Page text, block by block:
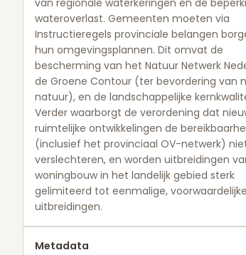
van regionale waterkeringen en de
wateroverlast. Gemeenten moeten via
Instructieregels provinciale belangen
hun omgevingsplannen. Dit omvat de
bescherming van het Natuur Netwerk
de Groene Contour (ter bevordering van
natuur), en de landschappelijke
Verder waarborgt de verordening dat
ruimtelijke ontwikkelingen de
(inclusief het provinciaal OV-netwerk)
verslechteren, en worden uitbreidingen
woningbouw in het landelijk gebied sterk
gelimiteerd tot eenmalige, voorwaardelijke
uitbreidingen.
Metadata